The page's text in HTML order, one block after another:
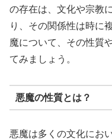
の存在は、文化や宗教
り、その関係性は時に
魔について、その性質
てみましょう。
悪魔の性質とは？
悪魔は多くの文化にお